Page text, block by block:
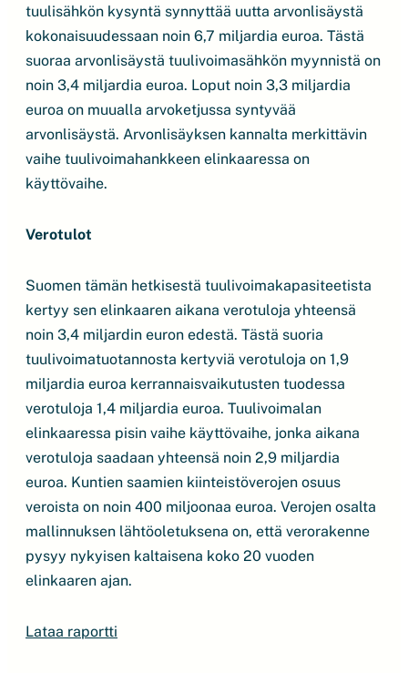
tuulisähkön kysyntä synnyttää uutta arvonlisäystä
kokonaisuudessaan noin 6,7 miljardia euroa. Tästä
suoraa arvonlisäystä tuulivoimasähkön myynnistä on
noin 3,4 miljardia euroa. Loput noin 3,3 miljardia
euroa on muualla arvoketjussa syntyvää
arvonlisäystä. Arvonlisäyksen kannalta merkittävin
vaihe tuulivoimahankkeen elinkaaressa on
käyttövaihe.
Verotulot
Suomen tämän hetkisestä tuulivoimakapasiteetista
kertyy sen elinkaaren aikana verotuloja yhteensä
noin 3,4 miljardin euron edestä. Tästä suoria
tuulivoimatuotannosta kertyviä verotuloja on 1,9
miljardia euroa kerrannaisvaikutusten tuodessa
verotuloja 1,4 miljardia euroa. Tuulivoimalan
elinkaaressa pisin vaihe käyttövaihe, jonka aikana
verotuloja saadaan yhteensä noin 2,9 miljardia
euroa. Kuntien saamien kiinteistöverojen osuus
veroista on noin 400 miljoonaa euroa. Verojen osalta
mallinnuksen lähtöoletuksena on, että verorakenne
pysyy nykyisen kaltaisena koko 20 vuoden
elinkaaren ajan.
Lataa raportti